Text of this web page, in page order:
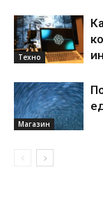
Техно
Магазин